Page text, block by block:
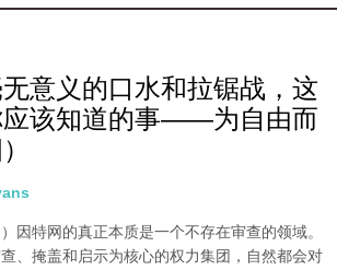
意义的口水和拉锯战，这
应该知道的事——为自由而
因特网的真正本质是一个不存在审查的领域。
、掩盖和启示为核心的权力集团，自然都会对